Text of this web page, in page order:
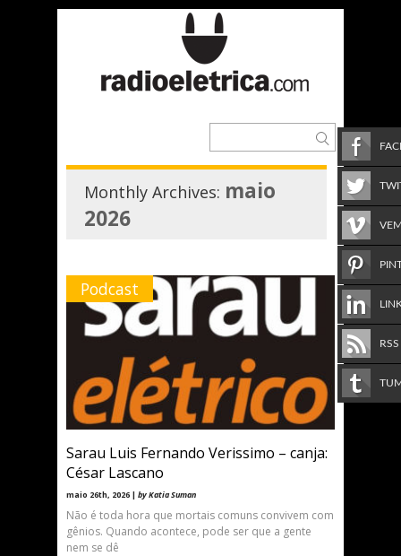
Monthly Archives: maio
2026
Podcast
Sarau Luis Fernando Verissimo – canja:
César Lascano
maio 26th, 2026 | by Katia Suman
Não é toda hora que mortais comuns convivem com
gênios. Quando acontece, pode ser que a gente
nem se dê
RSS